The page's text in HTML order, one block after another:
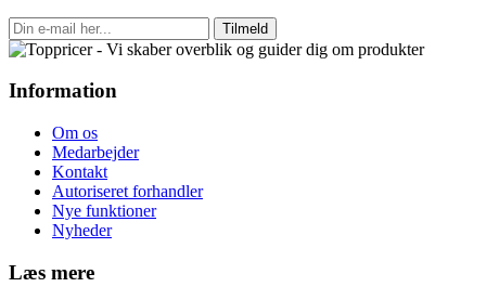
Tilmeld
Information
Om os
Medarbejder
Kontakt
Autoriseret forhandler
Nye funktioner
Nyheder
Læs mere